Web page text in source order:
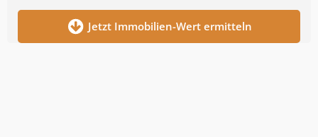
Jetzt Immobilien-Wert ermitteln